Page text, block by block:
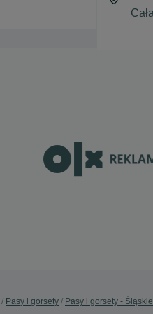
Pasy i gorsety Pasy i gorsety - Śląskie